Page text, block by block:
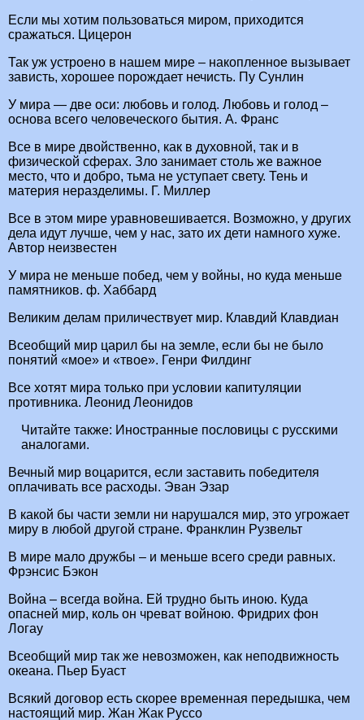
Если мы хотим пользоваться миром, приходится
сражаться. Цицерон
Так уж устроено в нашем мире – накопленное вызывает
зависть, хорошее порождает нечисть. Пу Сунлин
У мира — две оси: любовь и голод. Любовь и голод –
основа всего человеческого бытия. А. Франс
Все в мире двойственно, как в духовной, так и в
физической сферах. Зло занимает столь же важное
место, что и добро, тьма не уступает свету. Тень и
материя неразделимы. Г. Миллер
Все в этом мире уравновешивается. Возможно, у других
дела идут лучше, чем у нас, зато их дети намного хуже.
Автор неизвестен
У мира не меньше побед, чем у войны, но куда меньше
памятников. ф. Хаббард
Великим делам приличествует мир. Клавдий Клавдиан
Всеобщий мир царил бы на земле, если бы не было
понятий «мое» и «твое». Генри Филдинг
Все хотят мира только при условии капитуляции
противника. Леонид Леонидов
Читайте также: Иностранные пословицы с русскими
аналогами.
Вечный мир воцарится, если заставить победителя
оплачивать все расходы. Эван Эзар
В какой бы части земли ни нарушался мир, это угрожает
миру в любой другой стране. Франклин Рузвельт
В мире мало дружбы – и меньше всего среди равных.
Фрэнсис Бэкон
Война – всегда война. Ей трудно быть иною. Куда
опасней мир, коль он чреват войною. Фридрих фон
Логау
Всеобщий мир так же невозможен, как неподвижность
океана. Пьер Буаст
Всякий договор есть скорее временная передышка, чем
настоящий мир. Жан Жак Руссо